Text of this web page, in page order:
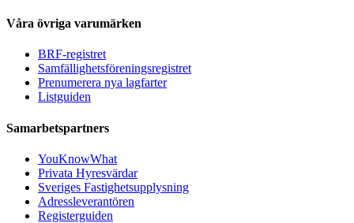
Våra övriga varumärken
BRF-registret
Samfällighetsföreningsregistret
Prenumerera nya lagfarter
Listguiden
Samarbetspartners
YouKnowWhat
Privata Hyresvärdar
Sveriges Fastighetsupplysning
Adressleverantören
Registerguiden